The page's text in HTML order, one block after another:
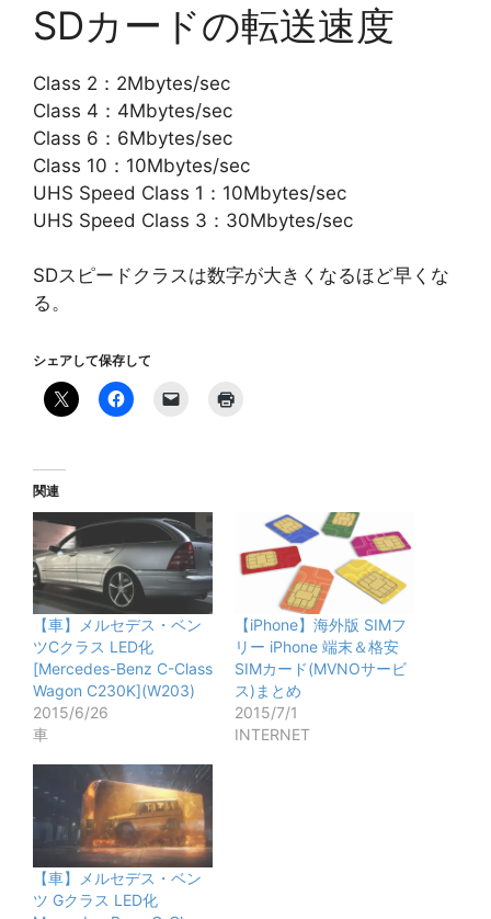
SDカードの転送速度
Class 2：2Mbytes/sec
Class 4：4Mbytes/sec
Class 6：6Mbytes/sec
Class 10：10Mbytes/sec
UHS Speed Class 1：10Mbytes/sec
UHS Speed Class 3：30Mbytes/sec
SDスピードクラスは数字が大きくなるほど早くな
る。
シェアして保存して
関連
【車】メルセデス・ベン
ツCクラス LED化
[Mercedes-Benz C-Class
Wagon C230K](W203)
2015/6/26
車
【iPhone】海外版 SIMフ
リー iPhone 端末＆格安
SIMカード(MVNOサービ
ス)まとめ
2015/7/1
INTERNET
【車】メルセデス・ベン
ツ Gクラス LED化